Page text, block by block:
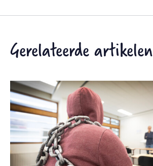
Gerelateerde artikelen